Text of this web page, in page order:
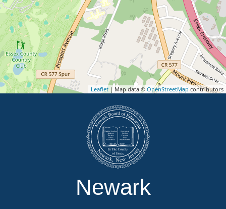
Leaflet | Map data © OpenStreetMap contributors
Newark